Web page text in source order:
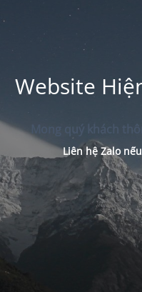
Website
Mong quý khách
Liên hệ Zalo